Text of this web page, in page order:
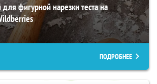
фигурной нарезки теста на
ПОДРОБНЕЕ